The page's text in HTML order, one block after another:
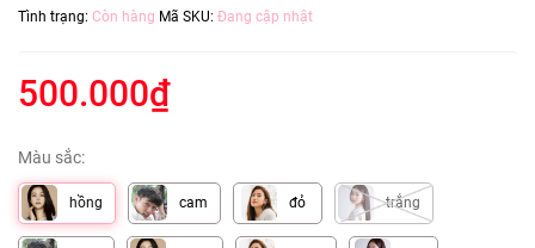
Tình trạng: Còn hàng Mã SKU: Đang cập nhật
500.000₫
Màu sắc:
hồng cam đỏ trắng